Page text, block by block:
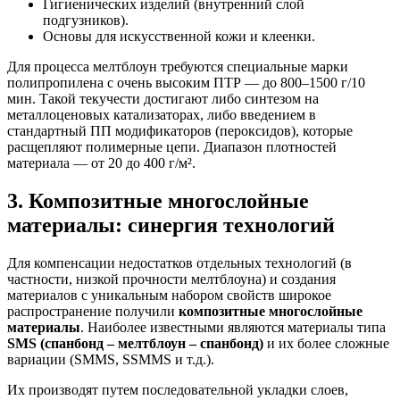
Гигиенических изделий (внутренний слой
подгузников).
Основы для искусственной кожи и клеенки.
Для процесса мелтблоун требуются специальные марки
полипропилена с очень высоким ПТР — до 800–1500 г/10
мин. Такой текучести достигают либо синтезом на
металлоценовых катализаторах, либо введением в
стандартный ПП модификаторов (пероксидов), которые
расщепляют полимерные цепи. Диапазон плотностей
материала — от 20 до 400 г/м².
3. Композитные многослойные
материалы: синергия технологий
Для компенсации недостатков отдельных технологий (в
частности, низкой прочности мелтблоуна) и создания
материалов с уникальным набором свойств широкое
распространение получили композитные многослойные
материалы. Наиболее известными являются материалы типа
SMS (спанбонд – мелтблоун – спанбонд) и их более сложные
вариации (SMMS, SSMMS и т.д.).
Их производят путем последовательной укладки слоев,